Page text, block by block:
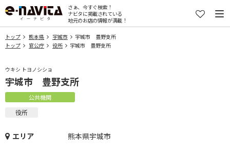
さぁ、今すぐ検索！
ナビタに掲載されている
地元のお店の情報が満載！
トップ 熊本県 宇城市
宇城市 豊野支所
トップ
官公庁 役所 宇城市 豊野支所
ウキシ トヨノシショ
宇城市 豊野支所
公共機関
役所
エリア 熊本県宇城市